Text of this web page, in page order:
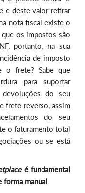
e deste valor retirar
nota fiscal existe o
os impostos são
portanto, na sua
de imposto
o frete? Sabe que
para suportar
do seu
frete reverso, assim
do seu
o faturamento total
ou se está
é fundamental
forma manual